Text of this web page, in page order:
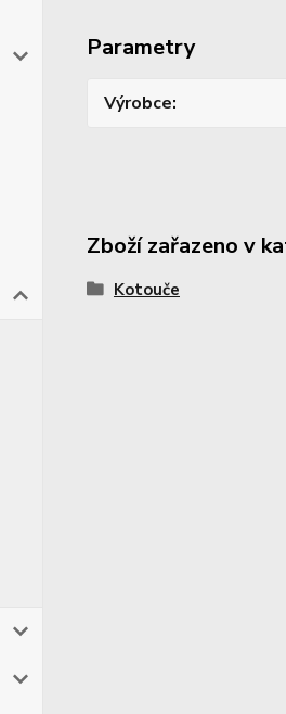
Parametry
Výrobce
Zboží zařazeno v
Kotouče